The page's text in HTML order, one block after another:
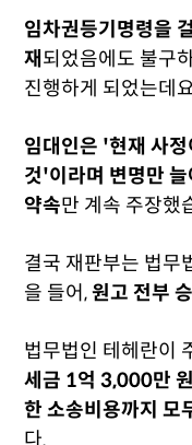
임차권등기명령을
재 되었음에도 불구
진행하게 되었는데
임대인은 '현재 사
것'이라며 변명만
약속만 계속 주장했
결국 재판부는 법무
을 들어,원고 전부
법무법인 테헤란이
세금 1억 3,000만
한 소송비용까지 모
다.